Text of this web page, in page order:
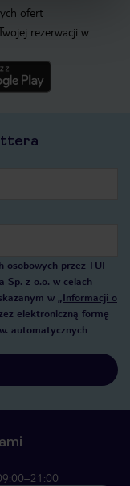
ofert
rezerwacji w
osobowych przez TUI
Sp. z o.o. w celach
w „Informacji o
elektroniczną formę
automatycznych